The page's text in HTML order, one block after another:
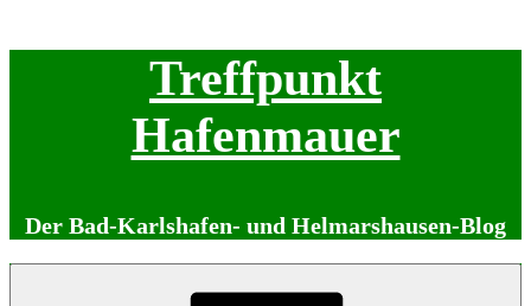
Treffpunkt
Hafenmauer
Der Bad-Karlshafen- und Helmarshausen-Blog